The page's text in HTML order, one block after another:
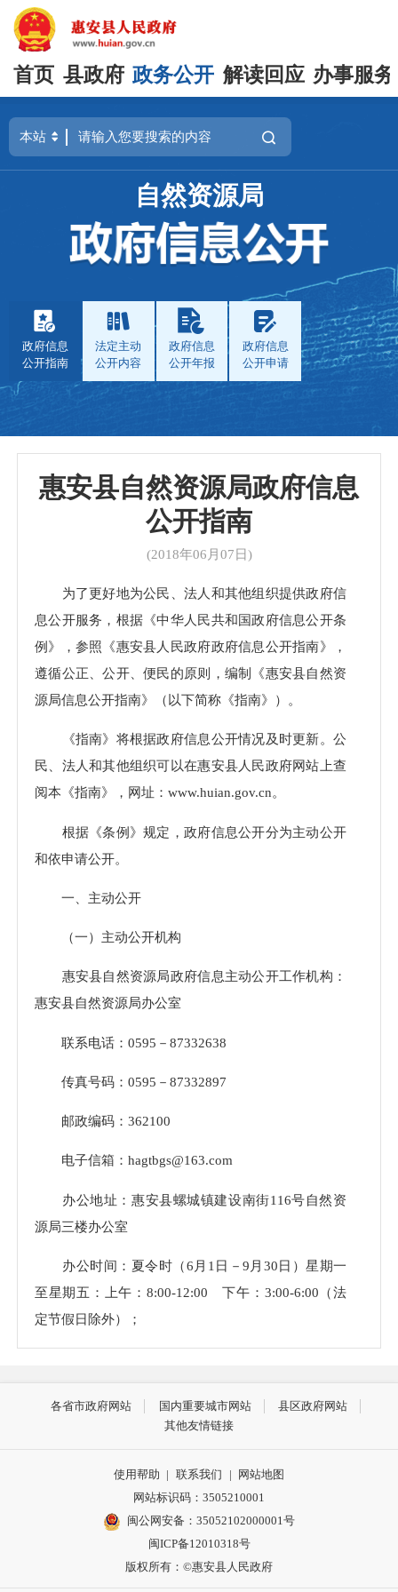
首页 县政府 政务公开 解读回应 办事服务
自然资源局
政府信息
公开指南
法定主动
公开内容
政府信息
公开年报
政府信息
公开申请
惠安县自然资源局政府信息
公开指南
(2018年06月07日)
为了更好地为公民、法人和其他组织提供政府信
息公开服务，根据《中华人民共和国政府信息公开条
例》，参照《惠安县人民政府政府信息公开指南》，
遵循公正、公开、便民的原则，编制《惠安县自然资
源局信息公开指南》（以下简称《指南》）。
《指南》将根据政府信息公开情况及时更新。公
民、法人和其他组织可以在惠安县人民政府网站上查
阅本《指南》，网址：www.huian.gov.cn。
根据《条例》规定，政府信息公开分为主动公开
和依申请公开。
一、主动公开
（一）主动公开机构
惠安县自然资源局政府信息主动公开工作机构：
惠安县自然资源局办公室
联系电话：0595－87332638
传真号码：0595－87332897
邮政编码：362100
电子信箱：hagtbgs@163.com
办公地址：惠安县螺城镇建设南街116号自然资
源局三楼办公室
办公时间：夏令时（6月1日－9月30日）星期一
至星期五：上午：8:00-12:00 下午：3:00-6:00（法
定节假日除外）；
外）。
根据新《条例》第二十条、第二十一条的规定应
当主动公开的政府信息。
各省市政府网站 国内重要城市网站
县区政府网站
其他友情链接
使用帮助 | 联系我们 |
网站地图
网站标识码：3505210001
闽公网安备：35052102000001号
闽ICP备12010318号
版权所有：©惠安县人民政府